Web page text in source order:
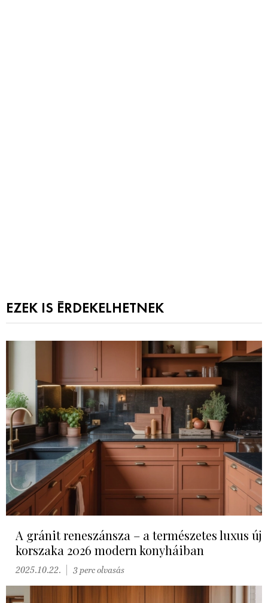
EZEK IS ÉRDEKELHETNEK
A gránit reneszánsza – a természetes luxus új
korszaka 2026 modern konyháiban
2025.10.22. 3 perc olvasás